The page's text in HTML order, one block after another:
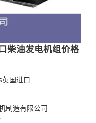
柴油发电机组价格
国进口
制造有限公司